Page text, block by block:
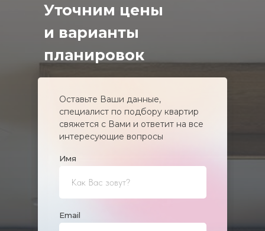
Уточним цены
и варианты
планировок
Имя
Еmail
Оставьте Ваши данные,
специалист по подбору квартир
свяжется с Вами и ответит на все
интересующие вопросы